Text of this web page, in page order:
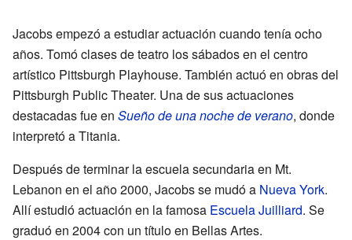
Jacobs empezó a estudiar actuación cuando tenía ocho
años. Tomó clases de teatro los sábados en el centro
artístico Pittsburgh Playhouse. También actuó en obras del
Pittsburgh Public Theater. Una de sus actuaciones
destacadas fue en Sueño de una noche de verano, donde
interpretó a Titania.
Después de terminar la escuela secundaria en Mt.
Lebanon en el año 2000, Jacobs se mudó a Nueva York.
Allí estudió actuación en la famosa Escuela Juilliard. Se
graduó en 2004 con un título en Bellas Artes.